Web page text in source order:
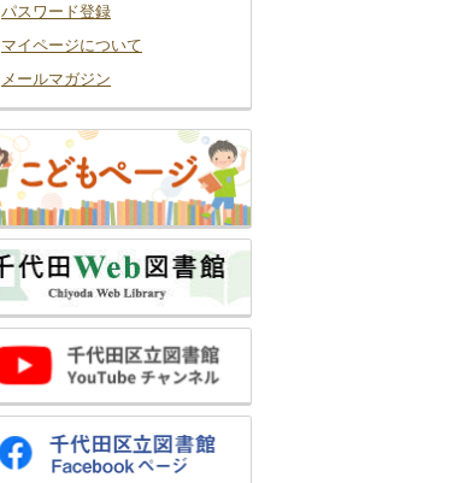
パスワード登録
マイページについて
メールマガジン